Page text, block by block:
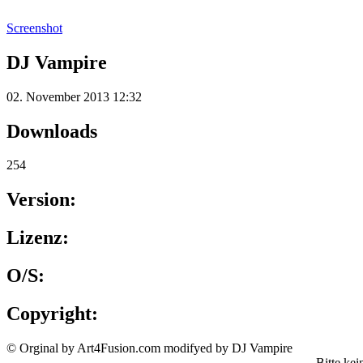
Screenshot
DJ Vampire
02. November 2013 12:32
Downloads
254
Version:
Lizenz:
O/S:
Copyright:
© Orginal by Art4Fusion.com modifyed by DJ Vampire